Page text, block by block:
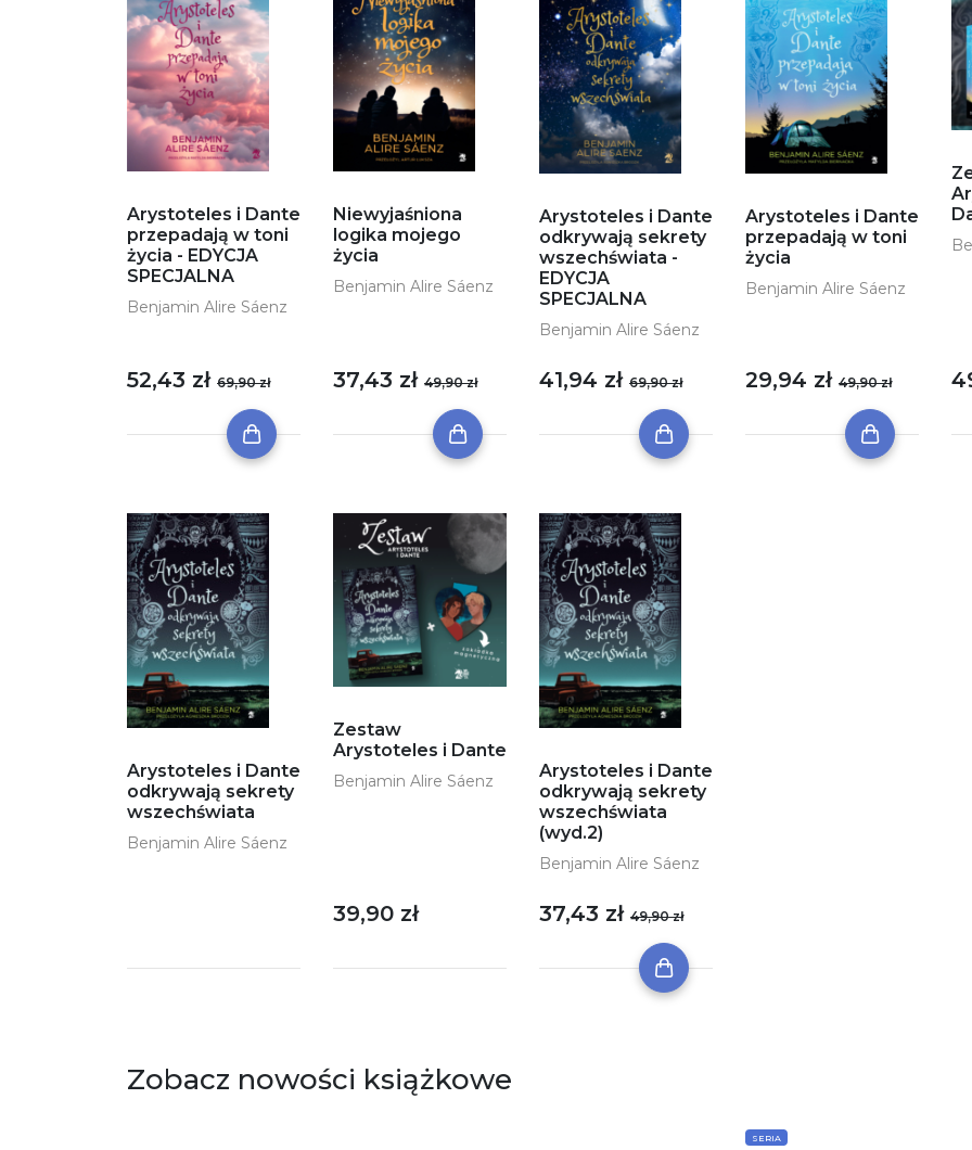
Arystoteles i Dante
przepadają w toni
życia - EDYCJA
SPECJALNA
Benjamin Alire Sáenz
52,43 zł 69,90 zł
Niewyjaśniona
logika mojego
życia
Benjamin Alire Sáenz
37,43 zł 49,90 zł
Arystoteles i Dante
odkrywają sekrety
wszechświata -
EDYCJA
SPECJALNA
Benjamin Alire Sáenz
41,94 zł 69,90 zł
Arystoteles i Dante
przepadają w toni
życia
Benjamin Alire Sáenz
29,94 zł 49,90 zł
Arystoteles i Dante
odkrywają sekrety
wszechświata
Benjamin Alire Sáenz
Zestaw
Arystoteles i Dante
Benjamin Alire Sáenz
39,90 zł
Arystoteles i Dante
odkrywają sekrety
wszechświata
(wyd.2)
Benjamin Alire Sáenz
37,43 zł 49,90 zł
Zobacz nowości książkowe
SERIA